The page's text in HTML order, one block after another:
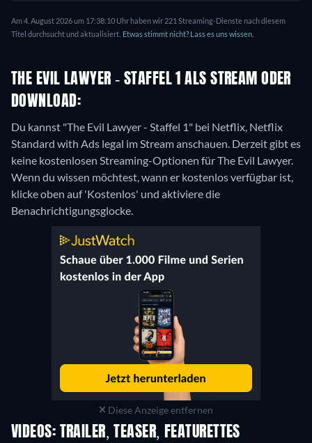
Am 4. August 2026 um 17:38:10 Uhr haben wir 221 Streaming-Dienste nach diesem
Titel durchsucht und aktualisiert. Etwas stimmt nicht? Lass es uns wissen.
THE EVIL LAWYER - STAFFEL 1 ALS STREAM ODER
DOWNLOAD:
Du kannst "The Evil Lawyer - Staffel 1" bei Netflix, Netflix
Standard with Ads legal im Stream anschauen. Derzeit gibt es
keine kostenlosen Streaming-Optionen für The Evil Lawyer.
Wenn du wissen möchtest, wann er kostenlos verfügbar ist,
klicke oben auf 'Kostenlos' und aktiviere die
Benachrichtigungsglocke.
Diese Anzeige entfernen
VIDEOS: TRAILER, TEASER, FEATURETTES